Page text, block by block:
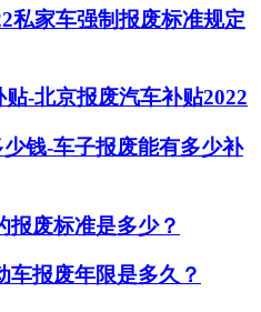
私家车强制报废标准规定
-北京报废汽车补贴2022
钱-车子报废能有多少补
报废标准是多少？
车报废年限是多久？